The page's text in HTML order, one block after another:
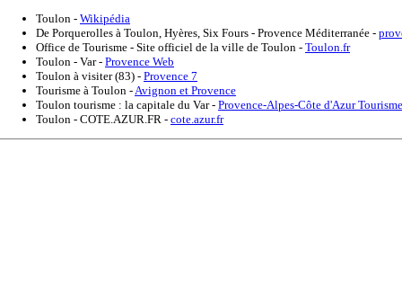
Toulon - Wikipédia
De Porquerolles à Toulon, Hyères, Six Fours - Provence Méditerranée -
Office de Tourisme - Site officiel de la ville de Toulon - Toulon.fr
Toulon - Var- Provence Web
Toulon à visiter (83) - Provence 7
Tourisme à Toulon - Avignon et Provence
Toulon tourisme : la capitale du Var- Provence-Alpes-Côte d'Azur Tourisme
Toulon - COTE.AZUR.FR - cote.azur.fr